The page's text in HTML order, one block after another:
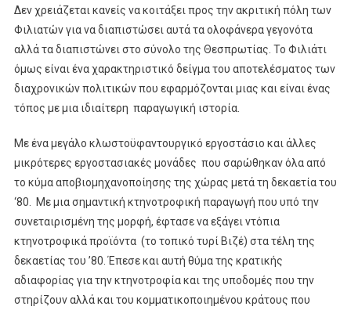
Δεν χρειάζεται κανείς να κοιτάξει προς την ακριτική πόλη των
Φιλιατών για να διαπιστώσει αυτά τα ολοφάνερα γεγονότα
αλλά τα διαπιστώνει στο σύνολο της Θεσπρωτίας. Το Φιλιάτι
όμως είναι ένα χαρακτηριστικό δείγμα του αποτελέσματος των
διαχρονικών πολιτικών που εφαρμόζονται μιας και είναι ένας
τόπος με μια ιδιαίτερη παραγωγική ιστορία.
Με ένα μεγάλο κλωστοϋφαντουργικό εργοστάσιο και άλλες
μικρότερες εργοστασιακές μονάδες που σαρώθηκαν όλα από
το κύμα αποβιομηχανοποίησης της χώρας μετά τη δεκαετία του
‘80. Με μια σημαντική κτηνοτροφική παραγωγή που υπό την
συνεταιρισμένη της μορφή, έφτασε να εξάγει ντόπια
κτηνοτροφικά προϊόντα (το τοπικό τυρί Βιζέ) στα τέλη της
δεκαετίας του ’80. Έπεσε και αυτή θύμα της κρατικής
αδιαφορίας για την κτηνοτροφία και της υποδομές που την
στηρίζουν αλλά και του κομματικοποιημένου κράτους που